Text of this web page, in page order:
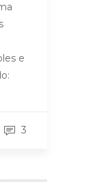
e
3